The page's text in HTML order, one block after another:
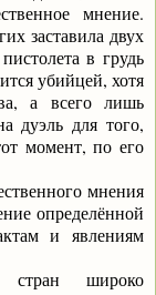
мнение.
заставила двух
в грудь
убийцей, хотя
а всего лишь
дуэль для того,
момент, по его
мнения
определённой
и явлениям
стран широко